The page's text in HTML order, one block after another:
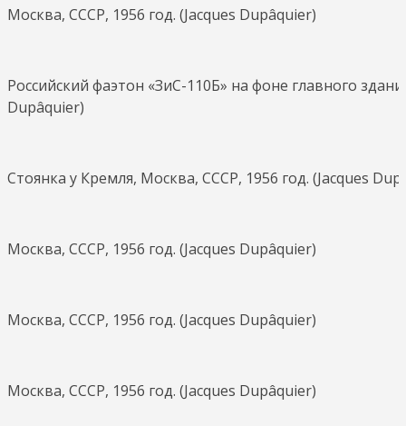
Москва, СССР, 1956 год. (Jacques Dupâquier)
Российский фаэтон «ЗиС-110Б» на фоне главного
Dupâquier)
Стоянка у Кремля, Москва, СССР, 1956 год. (Jacques
Москва, СССР, 1956 год. (Jacques Dupâquier)
Москва, СССР, 1956 год. (Jacques Dupâquier)
Москва, СССР, 1956 год. (Jacques Dupâquier)